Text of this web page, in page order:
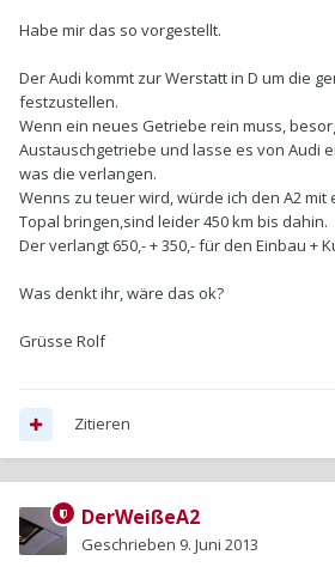
Habe mir das so vorgestellt.
Der Audi kommt zur Werstatt in D um die
festzustellen.
Wenn ein neues Getriebe rein muss,
Austauschgetriebe und lasse es von Audi
was die verlangen.
Wenns zu teuer wird, würde ich den A2
Topal bringen,sind leider 450 km bis dahin.
Der verlangt 650,- + 350,- für den Einbau +
Was denkt ihr, wäre das ok?
Grüsse Rolf
Zitieren
DerWeißeA2
Geschrieben 9. Juni 2013